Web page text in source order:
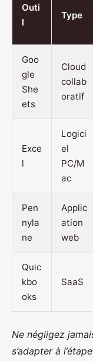
Outi
l
Type
Goo
gle
She
ets
Cloud
collab
oratif
Exce
l
Logici
el
PC/M
ac
Pen
nyla
ne
Applic
ation
web
Quic
kbo
oks
SaaS
Ne négligez
s’adapter à